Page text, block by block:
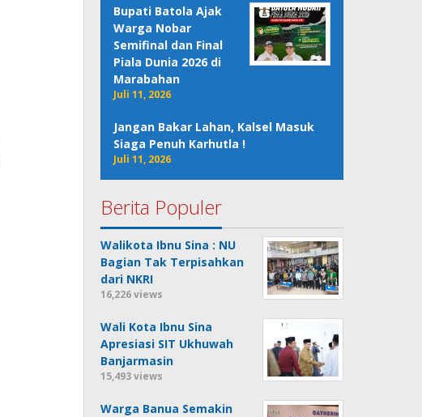
Bupati Batola Ajak
Warga Nobar
Semifinal dan Final
Piala Dunia 2026 di
Marabahan
Juli 11, 2026
Jangan Bakar Lahan, Kalsel Masuk
Siaga Penuh Karhutla !
Juli 11, 2026
Berita Populer
Walikota Ibnu Sina : NU
Bagian Tak Terpisahkan
dari NKRI
16,226 views
Wali Kota Ibnu Sina
Apresiasi SIT Ukhuwah
Banjarmasin
15,493 views
Warga Banua Semakin